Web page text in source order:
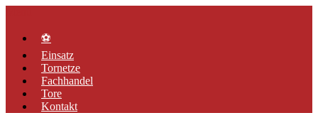
springen⚽
Einsatz
Tornetze
Fachhandel
Tore
Kontakt